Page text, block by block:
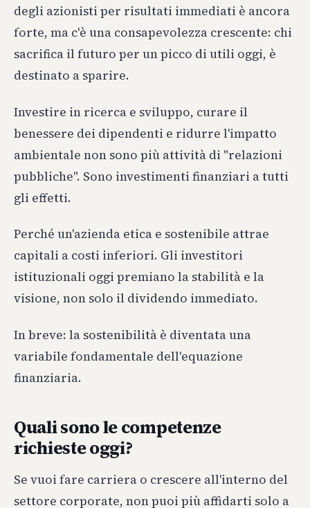
degli azionisti per risultati immediati è ancora
forte, ma c'è una consapevolezza crescente: chi
sacrifica il futuro per un picco di utili oggi, è
destinato a sparire.
Investire in ricerca e sviluppo, curare il
benessere dei dipendenti e ridurre l'impatto
ambientale non sono più attività di "relazioni
pubbliche". Sono investimenti finanziari a tutti
gli effetti.
Perché un'azienda etica e sostenibile attrae
capitali a costi inferiori. Gli investitori
istituzionali oggi premiano la stabilità e la
visione, non solo il dividendo immediato.
In breve: la sostenibilità è diventata una
variabile fondamentale dell'equazione
finanziaria.
Quali sono le competenze
richieste oggi?
Se vuoi fare carriera o crescere all'interno del
settore corporate, non puoi più affidarti solo a